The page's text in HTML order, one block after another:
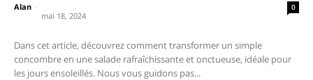
Alan
mai 18, 2024
0
Dans cet article, découvrez comment transformer un simple
concombre en une salade rafraîchissante et onctueuse, idéale pour
les jours ensoleillés. Nous vous guidons pas...